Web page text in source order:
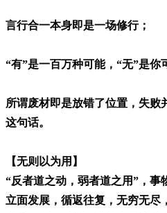
言行合一本身即是一场修行；
“有”是一百万种可能，“无”是你
所谓废材即是放错了位置，失败
这句话。
【无则以为用】
“反者道之动，弱者道之用”，事
立面发展，循返往复，无穷无尽